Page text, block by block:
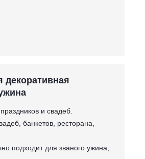
декоративная
и свадеб.
банкетов, ресторана,
подходит для званого ужина,